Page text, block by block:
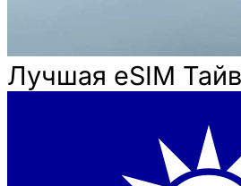
Лучшая eSIM